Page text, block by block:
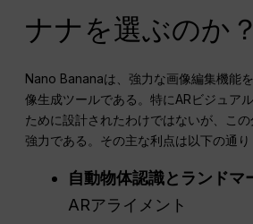
ナナを選ぶのか？
Nano Bananaは、強力な画像編集機能
像生成ツールである。特にARビジュア
ために設計されたわけではないが、こ
強力である。その主な利点は以下の通り
自動物体認識とランドマ
ARアライメント